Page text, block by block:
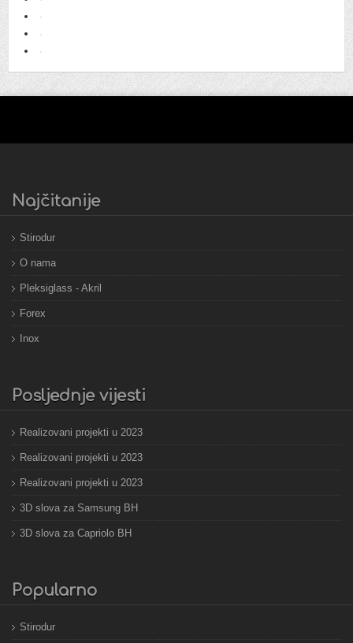
Najčitanije
Stirodur
O nama
Pleksiglass - Akril
Forex
Inox
Posljednje vijesti
Realizovani projekti u 2023
Realizovani projekti u 2023
Realizovani projekti u 2023
3D slova za Samsung BH
3D slova za Capriolo BH
Popularno
Stirodur